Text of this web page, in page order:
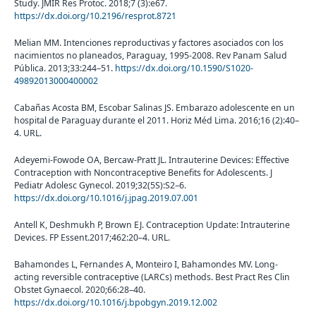
Study. JMIR Res Protoc. 2018;7 (3):e67.
https://dx.doi.org/10.2196/resprot.8721
Melian MM. Intenciones reproductivas y factores asociados con los
nacimientos no planeados, Paraguay, 1995-2008. Rev Panam Salud
Pública. 2013;33:244–51. https://dx.doi.org/10.1590/S1020-
49892013000400002
Cabañas Acosta BM, Escobar Salinas JS. Embarazo adolescente en un
hospital de Paraguay durante el 2011. Horiz Méd Lima. 2016;16 (2):40–
4. URL.
Adeyemi-Fowode OA, Bercaw-Pratt JL. Intrauterine Devices: Effective
Contraception with Noncontraceptive Benefits for Adolescents. J
Pediatr Adolesc Gynecol. 2019;32(5S):S2–6.
https://dx.doi.org/10.1016/j.jpag.2019.07.001
Antell K, Deshmukh P, Brown EJ. Contraception Update: Intrauterine
Devices. FP Essent.2017;462:20–4. URL.
Bahamondes L, Fernandes A, Monteiro I, Bahamondes MV. Long-
acting reversible contraceptive (LARCs) methods. Best Pract Res Clin
Obstet Gynaecol. 2020;66:28–40.
https://dx.doi.org/10.1016/j.bpobgyn.2019.12.002